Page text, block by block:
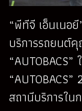
“พีทีจี เอ็นเนอ
บริการรถยนต์
สถานีบริการใ